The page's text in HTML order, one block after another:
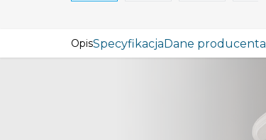
OpisSpecyfikacjaDane producenta